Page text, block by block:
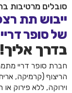
סובלים מרטיבות
ייבוש תת
של סופר דריי
בדרך אליך!
חברת סופר דריי
הריצוף (קרמיקה,
וירוקה, ללא פירוק